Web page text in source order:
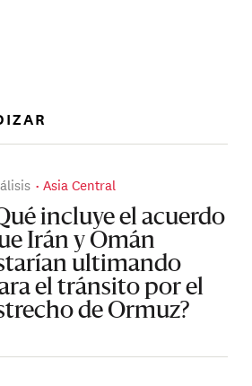
Asia Central
incluye el acuerdo
Irán y Omán
ultimando
el tránsito por el
de Ormuz?